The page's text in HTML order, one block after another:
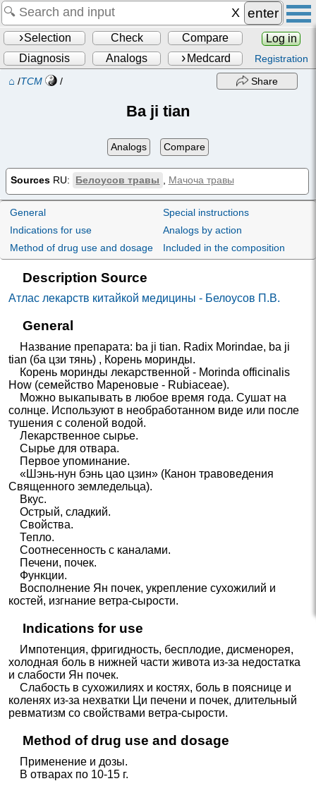
enter
Selection Check Compare
Log in
Diagnosis
Analogs Medcard Registration
⌂ /TCM / Share
Ba ji tian
Analogs Compare
Sources RU: Белоусов травы Мачоча травы
General
Indications for use
Method of drug use and dosage
Special instructions
Analogs by action
Included in the composition
Description Source
Атлас лекарств китайкой медицины - Белоусов П.В.
General
Название препарата: ba ji tian. Radix Morindae, ba ji
tian (ба цзи тянь) , Корень моринды.
Корень моринды лекарственной - Morinda officinalis
How (семейство Мареновые - Rubiaceae).
Можно выкапывать в любое время года. Сушат на
солнце. Используют в необработанном виде или после
тушения с соленой водой.
Лекарственное сырье.
Сырье для отвара.
Первое упоминание.
«Шэнь-нун бэнь цао цзин» (Канон травоведения
Священного земледельца).
Вкус.
Острый, сладкий.
Свойства.
Тепло.
Соотнесенность с каналами.
Печени, почек.
Функции.
Восполнение Ян почек, укрепление сухожилий и
костей, изгнание ветра-сырости.
Indications for use
Импотенция, фригидность, бесплодие, дисменорея,
холодная боль в нижней части живота из-за недостатка
и слабости Ян почек.
Слабость в сухожилиях и костях, боль в пояснице и
коленях из-за нехватки Ци печени и почек, длительный
ревматизм со свойствами ветра-сырости.
Method of drug use and dosage
Применение и дозы.
В отварах по 10-15 г.